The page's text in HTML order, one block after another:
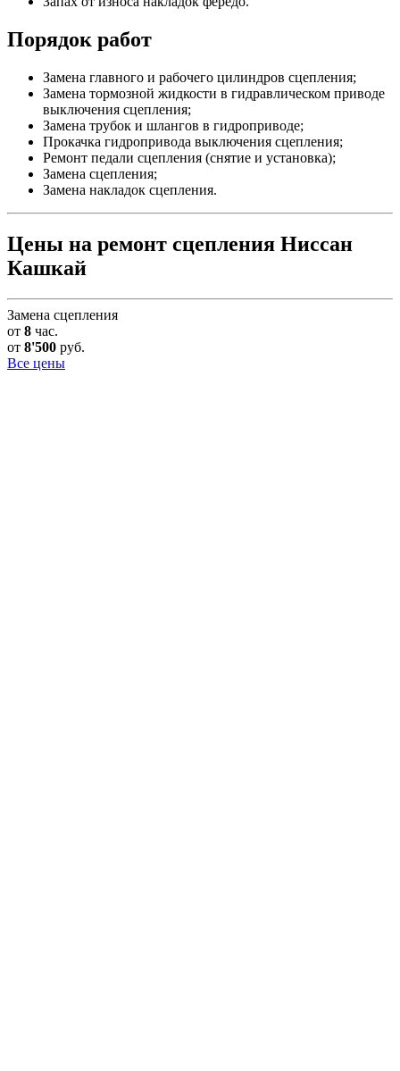
Порядок работ
Замена главного и рабочего цилиндров сцепления;
Замена тормозной жидкости в гидравлическом приводе
выключения сцепления;
Замена трубок и шлангов в гидроприводе;
Прокачка гидропривода выключения сцепления;
Ремонт педали сцепления (снятие и установка);
Замена сцепления;
Замена накладок сцепления.
Цены на ремонт сцепления Ниссан
Кашкай
Замена сцепления
от 8 час.
от 8'500 руб.
Все цены